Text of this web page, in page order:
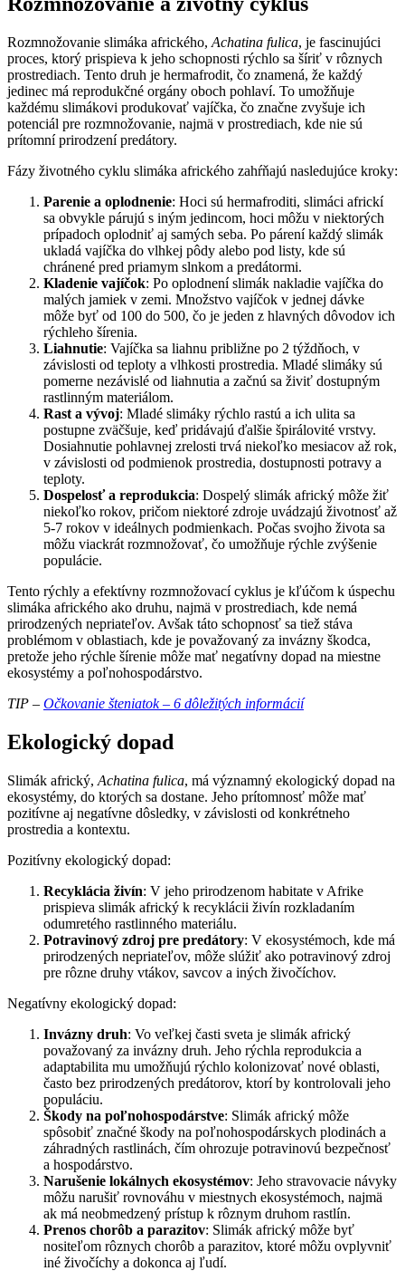
Rozmnožovanie slimáka afrického, Achatina fulica, je fascinujúci
proces, ktorý prispieva k jeho schopnosti rýchlo sa šíriť v rôznych
prostrediach. Tento druh je hermafrodit, čo znamená, že každý
jedinec má reprodukčné orgány oboch pohlaví. To umožňuje
každému slimákovi produkovať vajíčka, čo značne zvyšuje ich
potenciál pre rozmnožovanie, najmä v prostrediach, kde nie sú
prítomní prirodzení predátory.
Fázy životného cyklu slimáka afrického zahŕňajú nasledujúce kroky:
Parenie a oplodnenie: Hoci sú hermafroditi, slimáci africkí
sa obvykle párujú s iným jedincom, hoci môžu v niektorých
prípadoch oplodniť aj samých seba. Po párení každý slimák
ukladá vajíčka do vlhkej pôdy alebo pod listy, kde sú
chránené pred priamym slnkom a predátormi.
Kladenie vajíčok: Po oplodnení slimák nakladie vajíčka do
malých jamiek v zemi. Množstvo vajíčok v jednej dávke
môže byť od 100 do 500, čo je jeden z hlavných dôvodov ich
rýchleho šírenia.
Liahnutie: Vajíčka sa liahnu približne po 2 týždňoch, v
závislosti od teploty a vlhkosti prostredia. Mladé slimáky sú
pomerne nezávislé od liahnutia a začnú sa živiť dostupným
rastlinným materiálom.
Rast a vývoj: Mladé slimáky rýchlo rastú a ich ulita sa
postupne zväčšuje, keď pridávajú ďalšie špirálovité vrstvy.
Dosiahnutie pohlavnej zrelosti trvá niekoľko mesiacov až rok,
v závislosti od podmienok prostredia, dostupnosti potravy a
teploty.
Dospelosť a reprodukcia: Dospelý slimák africký môže žiť
niekoľko rokov, pričom niektoré zdroje uvádzajú životnosť až
5-7 rokov v ideálnych podmienkach. Počas svojho života sa
môžu viackrát rozmnožovať, čo umožňuje rýchle zvýšenie
populácie.
Tento rýchly a efektívny rozmnožovací cyklus je kľúčom k úspechu
slimáka afrického ako druhu, najmä v prostrediach, kde nemá
prirodzených nepriateľov. Avšak táto schopnosť sa tiež stáva
problémom v oblastiach, kde je považovaný za invázny škodca,
pretože jeho rýchle šírenie môže mať negatívny dopad na miestne
ekosystémy a poľnohospodárstvo.
TIP – Očkovanie šteniatok – 6 dôležitých informácií
Ekologický dopad
Slimák africký, Achatina fulica, má významný ekologický dopad na
ekosystémy, do ktorých sa dostane. Jeho prítomnosť môže mať
pozitívne aj negatívne dôsledky, v závislosti od konkrétneho
prostredia a kontextu.
Pozitívny ekologický dopad:
Recyklácia živín: V jeho prirodzenom habitate v Afrike
prispieva slimák africký k recyklácii živín rozkladaním
odumretého rastlinného materiálu.
Potravinový zdroj pre predátory: V ekosystémoch, kde má
prirodzených nepriateľov, môže slúžiť ako potravinový zdroj
pre rôzne druhy vtákov, savcov a iných živočíchov.
Negatívny ekologický dopad:
Invázny druh: Vo veľkej časti sveta je slimák africký
považovaný za invázny druh. Jeho rýchla reprodukcia a
adaptabilita mu umožňujú rýchlo kolonizovať nové oblasti,
často bez prirodzených predátorov, ktorí by kontrolovali jeho
populáciu.
Škody na poľnohospodárstve: Slimák africký môže
spôsobiť značné škody na poľnohospodárskych plodinách a
záhradných rastlinách, čím ohrozuje potravinovú bezpečnosť
a hospodárstvo.
Narušenie lokálnych ekosystémov: Jeho stravovacie návyky
môžu narušiť rovnováhu v miestnych ekosystémoch, najmä
ak má neobmedzený prístup k rôznym druhom rastlín.
Prenos chorôb a parazitov: Slimák africký môže byť
nositeľom rôznych chorôb a parazitov, ktoré môžu ovplyvniť
iné živočíchy a dokonca aj ľudí.